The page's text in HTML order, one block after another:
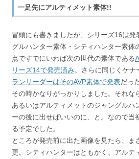
一足先にアルティメット素体!!
冒頭にも書きましたが、シリーズ16は発
グルハンター素体・シティハンター素体
点ですでにいわば次の世代の素体である
リーズ14で発売済み。さらに同じくケナ
ランリーダーはそのAVP素体で発表だっ
その時かなりがっかりしました。それな
あるいはアルティメットのジャングルハ
ーの後に出せばいいのに、と。なので当
る予定でした。
ところが発売前に出た画像を見たら、ま
更。シティハンターはともかく、アルテ